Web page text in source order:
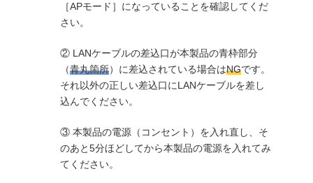
［APモード］になっていることを確認してくだ
さい。
② LANケーブルの差込口が本製品の青枠部分
（青丸箇所）に差込されている場合はNGです。
それ以外の正しい差込口にLANケーブルを差し
込んでください。
③ 本製品の電源（コンセント）を入れ直し、そ
のあと5分ほどしてから本製品の電源を入れてみ
てください。